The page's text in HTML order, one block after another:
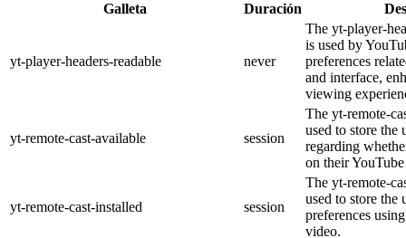
Galleta Duración
yt-player-headers-readable never
The yt-player-
is used by
preferences
and interface,
viewing
yt-remote-cast-available session
The yt-remote-
used to store the
regarding
on their
yt-remote-cast-installed session
The yt-remote-
used to store the
preferences
video.